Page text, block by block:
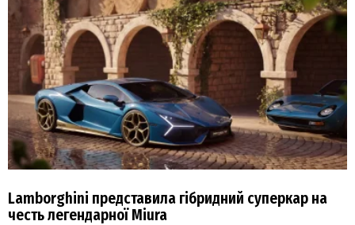
Lamborghini представила гібридний суперкар на
честь легендарної Miura